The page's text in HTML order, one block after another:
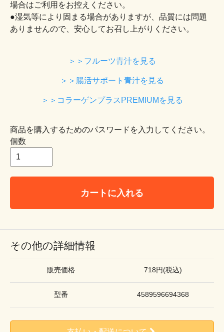
場合はご利用をお控えください。
●湿気等により固まる場合がありますが、品質には問題
ありませんので、安心してお召し上がりください。
＞＞フルーツ青汁を見る
＞＞腸活サポート青汁を見る
＞＞コラーゲンプラスPREMIUMを見る
商品を購入するためのパスワードを入力してください。
個数
カートに入れる
その他の詳細情報
販売価格 718円(税込)
型番 4589596694368